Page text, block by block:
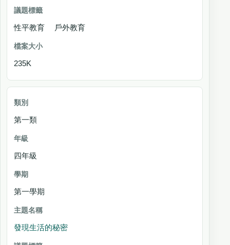
性平教育 戶外教育
235K
第一類
四年級
第一學期
發現生活的秘密